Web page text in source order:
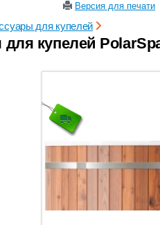
Версия для печати
для купелей
для купелей